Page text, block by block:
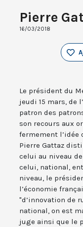
Pierre
16/03/2018
Le président du
jeudi 15 mars, de
patron des
son recours aux
fermement l’idée
Pierre Gattaz
celui au niveau
celui, national,
niveau, le
l’économie
"d’innovation de
national, on est
juge ainsi que le